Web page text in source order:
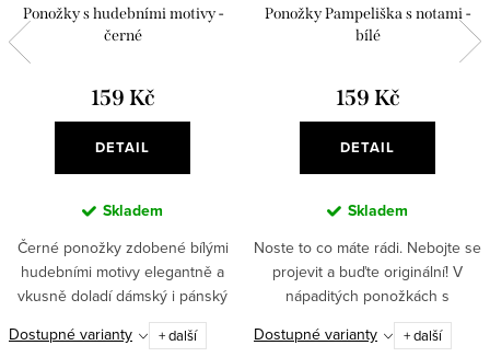
Ponožky s hudebními motivy -
černé
159 Kč
DETAIL
Skladem
Černé ponožky zdobené bílými
hudebními motivy elegantně a
vkusně doladí dámský i pánský
outfit. Oblečte si na nožky cool
hudební ponožky. Utíkejte ven a
Dostupné varianty + další
Ponožky Pampeliška s notami -
bílé
159 Kč
DETAIL
Skladem
Noste to co máte rádi. Nebojte se
projevit a buďte originální! V
nápaditých ponožkách s
hudebními motivy vyniknete. ✅
Originální motiv – pampeliška s
Dostupné varianty + další